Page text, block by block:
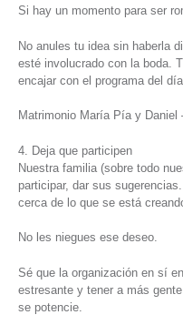
Si hay un momento para ser
No anules tu idea sin haberla
esté involucrado con la boda.
encajar con el programa del
Matrimonio María Pía y Daniel
4. Deja que participen
Nuestra familia (sobre todo
participar, dar sus
cerca de lo que se está
No les niegues ese deseo.
Sé que la organización en sí
estresante y tener a más
se potencie.